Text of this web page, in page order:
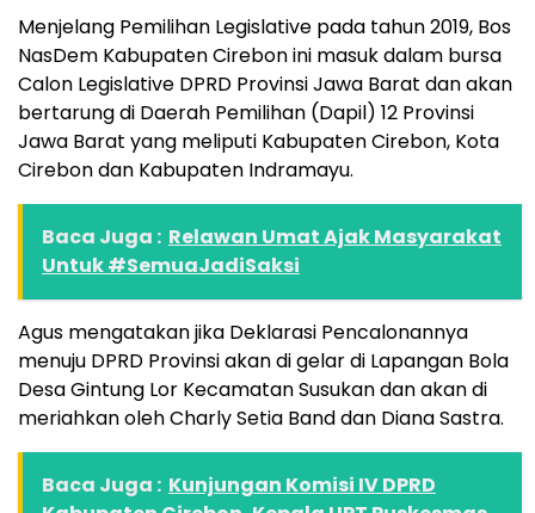
Menjelang Pemilihan Legislative pada tahun 2019, Bos
NasDem Kabupaten Cirebon ini masuk dalam bursa
Calon Legislative DPRD Provinsi Jawa Barat dan akan
bertarung di Daerah Pemilihan (Dapil) 12 Provinsi
Jawa Barat yang meliputi Kabupaten Cirebon, Kota
Cirebon dan Kabupaten Indramayu.
Baca Juga : Relawan Umat Ajak Masyarakat
Untuk #SemuaJadiSaksi
Agus mengatakan jika Deklarasi Pencalonannya
menuju DPRD Provinsi akan di gelar di Lapangan Bola
Desa Gintung Lor Kecamatan Susukan dan akan di
meriahkan oleh Charly Setia Band dan Diana Sastra.
Baca Juga : Kunjungan Komisi IV DPRD